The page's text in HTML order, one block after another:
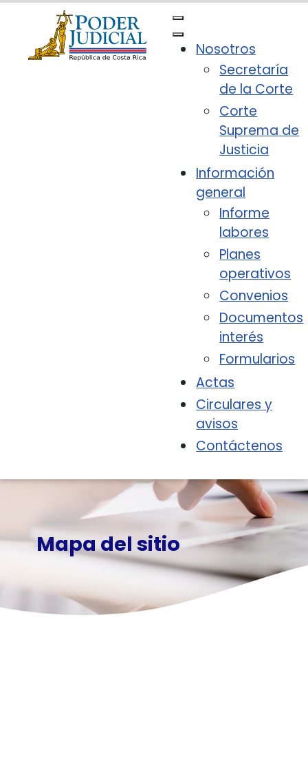
Nosotros
Secretaría
de la Corte
Corte
Suprema de
Justicia
Información
general
Informe
labores
Planes
operativos
Convenios
Documentos
interés
Formularios
Actas
Circulares y
avisos
Contáctenos
Mapa del sitio